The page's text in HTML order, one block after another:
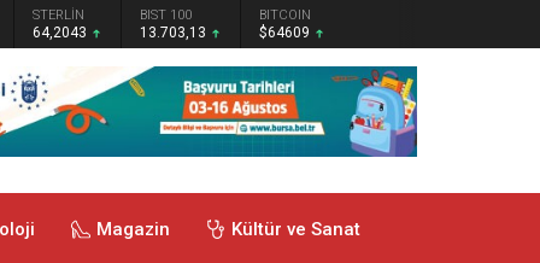
STERLİN
64,2043
BIST 100
13.703,13
BITCOIN
$64609
Magazin Kültür ve Sanat